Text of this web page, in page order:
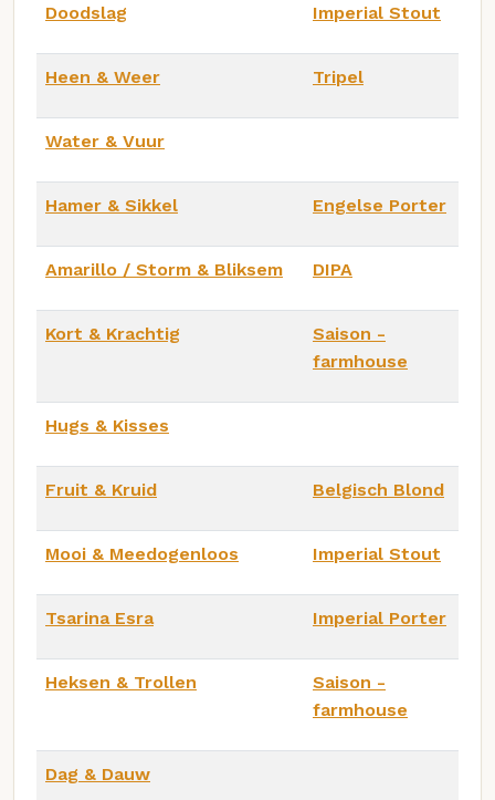
Doodslag
Imperial Stout
Heen & Weer Tripel
Water & Vuur
Hamer & Sikkel Engelse Porter
Amarillo / Storm & Bliksem DIPA
Kort & Krachtig
Saison -
farmhouse
Hugs & Kisses
Fruit & Kruid Belgisch Blond
Mooi & Meedogenloos Imperial Stout
Tsarina Esra Imperial Porter
Heksen & Trollen
Saison -
farmhouse
Dag & Dauw